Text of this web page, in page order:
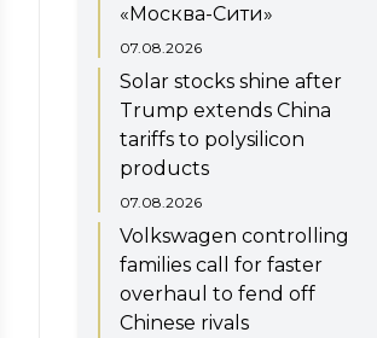
«Москва-Сити»
07.08.2026
Solar stocks shine after
Trump extends China
tariffs to polysilicon
products
07.08.2026
Volkswagen controlling
families call for faster
overhaul to fend off
Chinese rivals